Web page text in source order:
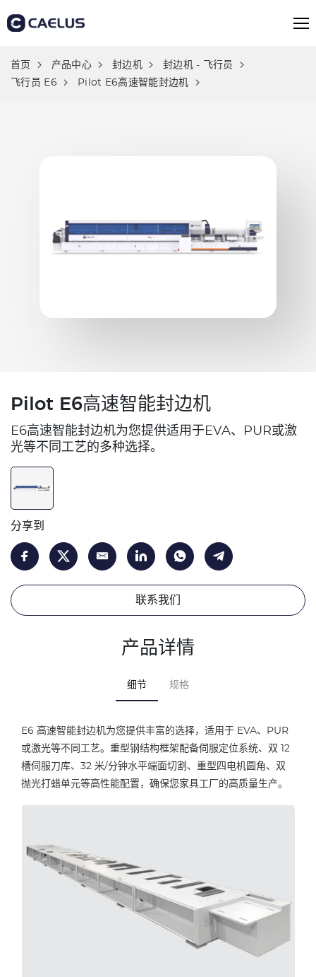
首页 产品中心 封边机
封边机 - 飞行员
飞行员 E6
Pilot E6高速智能封边机
Pilot E6高速智能封边机
E6高速智能封边机为您提供适用于EVA、PUR或激
光等不同工艺的多种选择。
分享到
联系我们
产品详情
细节 规格
E6 高速智能封边机为您提供丰富的选择，适用于 EVA、PUR
或激光等不同工艺。重型钢结构框架配备伺服定位系统、双 12
槽伺服刀库、32 米/分钟水平端面切割、重型四电机圆角、双
抛光打蜡单元等高性能配置，确保您家具工厂的高质量生产。